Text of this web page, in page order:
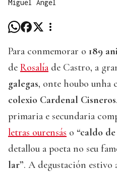
Miguel Ángel
Para conmemorar o 189
de Rosalía de Castro, a
galegas, onte houbo unha
colexio Cardenal Cisneros
primaria e secundaria
letras ourensás o “caldo
detallou a poeta no seu
lar”. A degustación estivo